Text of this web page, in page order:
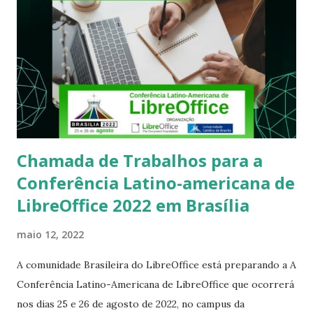
execute: $ sudo apt-get remove rhythmbox
Chamada de Trabalhos para a
Conferência Latino-americana de
LibreOffice 2022 em Brasília
maio 12, 2022
A comunidade Brasileira do LibreOffice está preparando a A
Conferência Latino-Americana de LibreOffice que ocorrerá
nos dias 25 e 26 de agosto de 2022, no campus da